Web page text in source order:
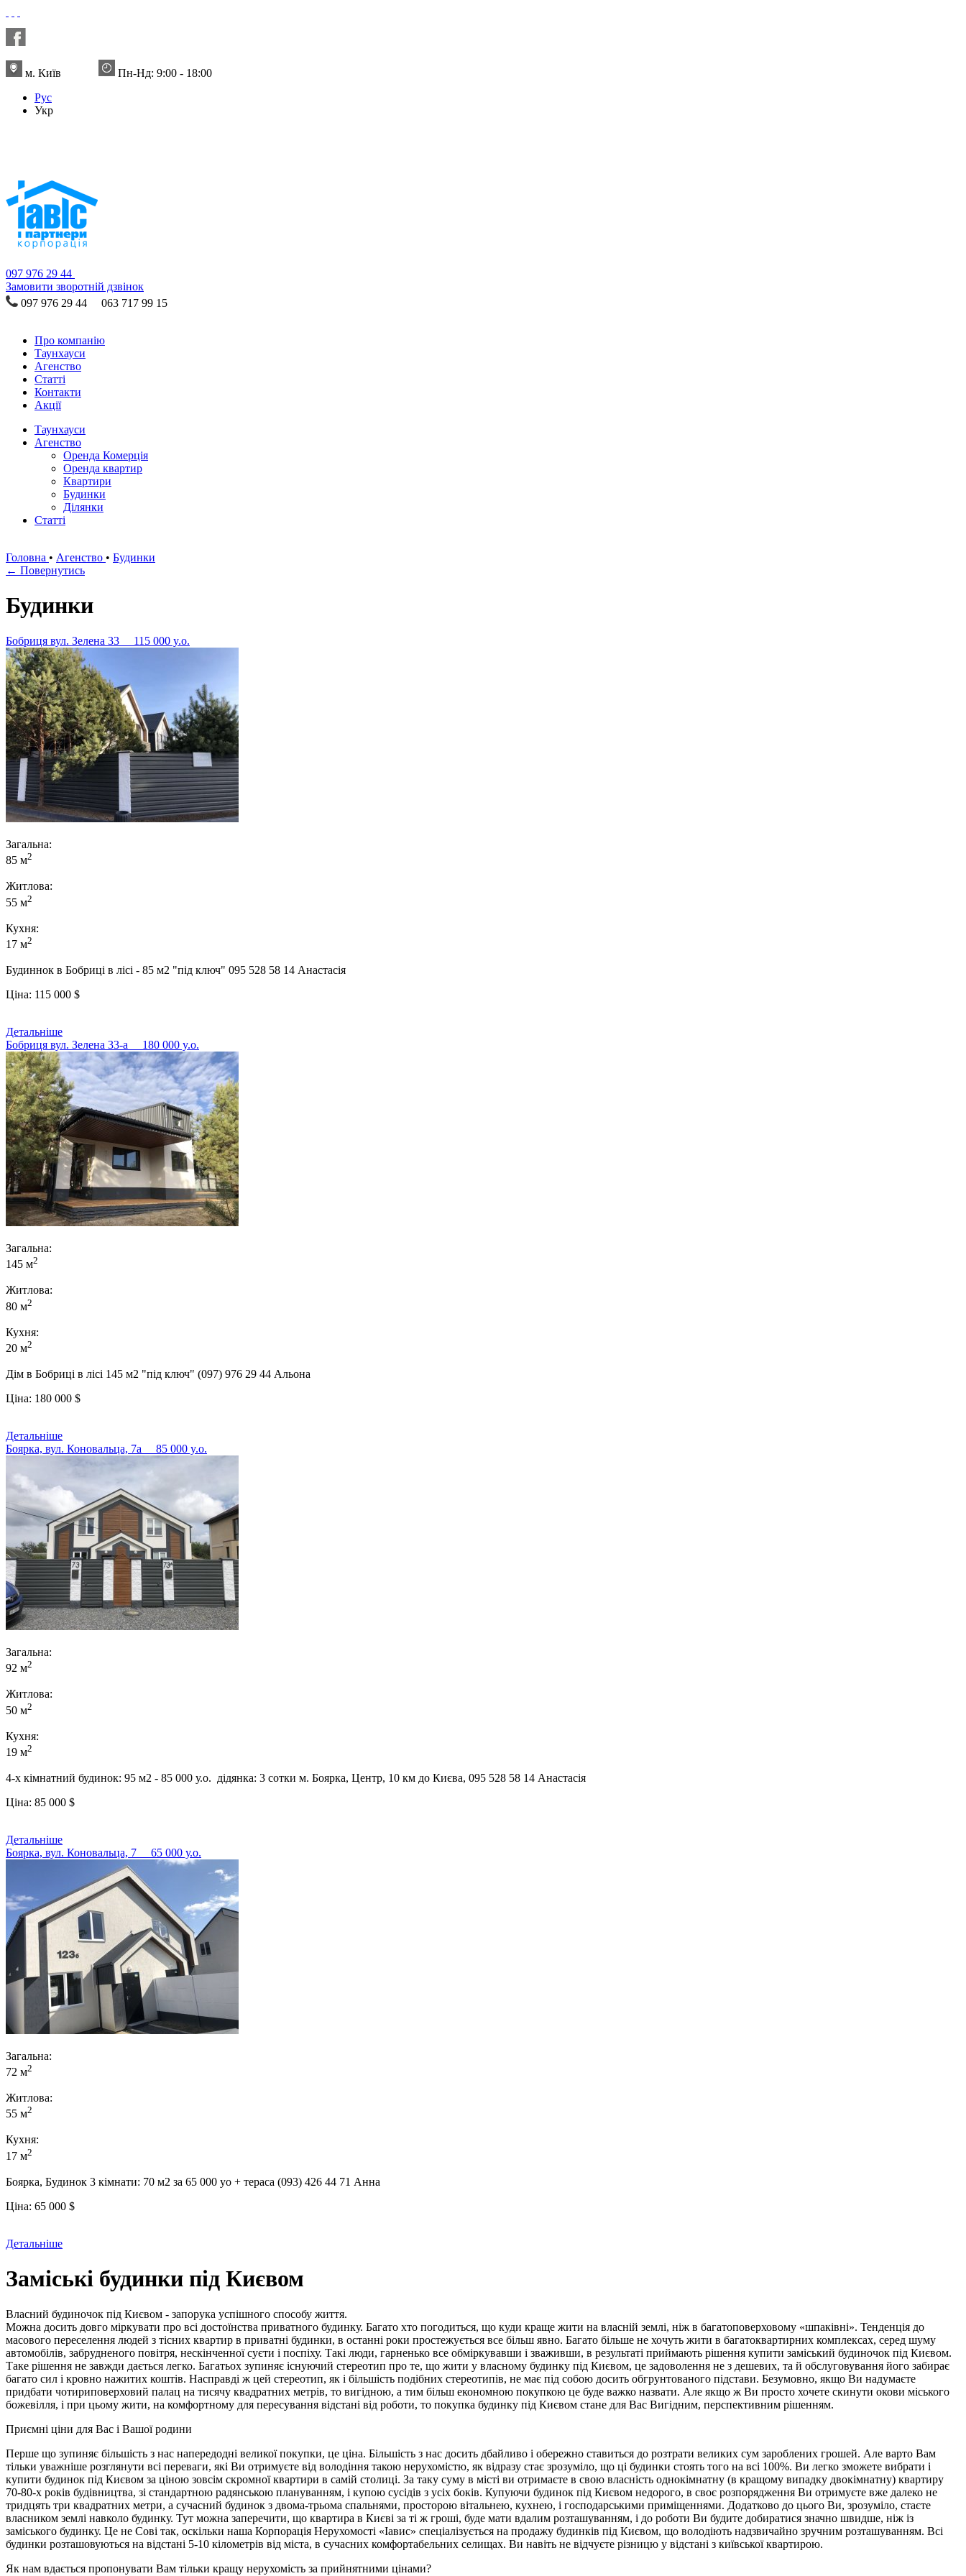
м. Київ
Пн-Нд: 9:00 - 18:00
Рус
Укр
097 976 29 44
Замовити зворотній дзвінок
097 976 29 44 063 717 99 15
Про компанію
Таунхауси
Агенство
Статті
Контакти
Акції
Таунхауси
Агенство
Оренда Комерція
Оренда квартир
Квартири
Будинки
Ділянки
Статті
Головна • Агенство • Будинки
← Повернутись
Будинки
Бобриця вул. Зелена 33 115 000 y.о.
Загальна:
85 м2
Житлова:
55 м2
Кухня:
17 м2
Будиннок в Бобриці в лісі - 85 м2 "під ключ" 095 528 58 14 Анастасія
Ціна: 115 000 $
Детальніше
Бобриця вул. Зелена 33-а
180 000 y.о.
Загальна:
145 м2
Житлова:
80 м2
Кухня:
20 м2
Дім в Бобриці в лісі 145 м2 "під ключ" (097) 976 29 44 Альона
Ціна: 180 000 $
Детальніше
Боярка, вул. Коновальца, 7а
85 000 y.о.
Загальна:
92 м2
Житлова:
50 м2
Кухня:
19 м2
4-х кімнатний будинок: 95 м2 - 85 000 у.о. дідянка: 3 сотки м. Боярка, Центр, 10 км до Києва, 095 528 58 14 Анастасія
Ціна: 85 000 $
Детальніше
Боярка, вул. Коновальца, 7
65 000 у.о.
Загальна:
72 м2
Житлова:
55 м2
Кухня:
17 м2
Боярка, Будинок 3 кімнати: 70 м2 за 65 000 уо + тераса (093) 426 44 71 Анна
Ціна: 65 000 $
Детальніше
Заміські будинки під Києвом
Власний будиночок під Києвом - запорука успішного способу життя.
Можна досить довго міркувати про всі достоїнства приватного будинку. Багато хто погодиться, що куди краще жити на власній землі, ніж в багатоповерховому «шпаківні». Тенденція до
масового переселення людей з тісних квартир в приватні будинки, в останні роки простежується все більш явно. Багато більше не хочуть жити в багатоквартирних комплексах, серед шуму
автомобілів, забрудненого повітря, нескінченної суєти і поспіху. Такі люди, гарненько все обміркувавши і зваживши, в результаті приймають рішення купити заміський будиночок під Києвом.
Таке рішення не завжди дається легко. Багатьох зупиняє існуючий стереотип про те, що жити у власному будинку під Києвом, це задоволення не з дешевих, та й обслуговування його забирає
багато сил і кровно нажитих коштів. Насправді ж цей стереотип, як і більшість подібних стереотипів, не має під собою досить обгрунтованого підстави. Безумовно, якщо Ви надумаєте
придбати чотириповерховий палац на тисячу квадратних метрів, то вигідною, а тим більш економною покупкою це буде важко назвати. Але якщо ж Ви просто хочете скинути окови міського
божевілля, і при цьому жити, на комфортному для пересування відстані від роботи, то покупка будинку під Києвом стане для Вас Вигідним, перспективним рішенням.
Приємні ціни для Вас і Вашої родини
Перше що зупиняє більшість з нас напередодні великої покупки, це ціна. Більшість з нас досить дбайливо і обережно ставиться до розтрати великих сум зароблених грошей. Але варто Вам
тільки уважніше розглянути всі переваги, які Ви отримуєте від володіння такою нерухомістю, як відразу стає зрозуміло, що ці будинки стоять того на всі 100%. Ви легко зможете вибрати і
купити будинок під Києвом за ціною зовсім скромної квартири в самій столиці. За таку суму в місті ви отримаєте в свою власність однокімнатну (в кращому випадку двокімнатну) квартиру
70-80-х років будівництва, зі стандартною радянською плануванням, і купою сусідів з усіх боків. Купуючи будинок під Києвом недорого, в своє розпорядження Ви отримуєте вже далеко не
тридцять три квадратних метри, а сучасний будинок з двома-трьома спальнями, просторою вітальнею, кухнею, і господарськими приміщеннями. Додатково до цього Ви, зрозуміло, стаєте
власником землі навколо будинку. Тут можна заперечити, що квартира в Києві за ті ж гроші, буде мати вдалим розташуванням, і до роботи Ви будите добиратися значно швидше, ніж із
заміського будинку. Це не Сові так, оскільки наша Корпорація Нерухомості «Іавис» спеціалізується на продажу будинків під Києвом, що володіють надзвичайно зручним розташуванням. Всі
будинки розташовуються на відстані 5-10 кілометрів від міста, в сучасних комфортабельних селищах. Ви навіть не відчуєте різницю у відстані з київської квартирою.
Як нам вдається пропонувати Вам тільки кращу нерухомість за прийнятними цінами?